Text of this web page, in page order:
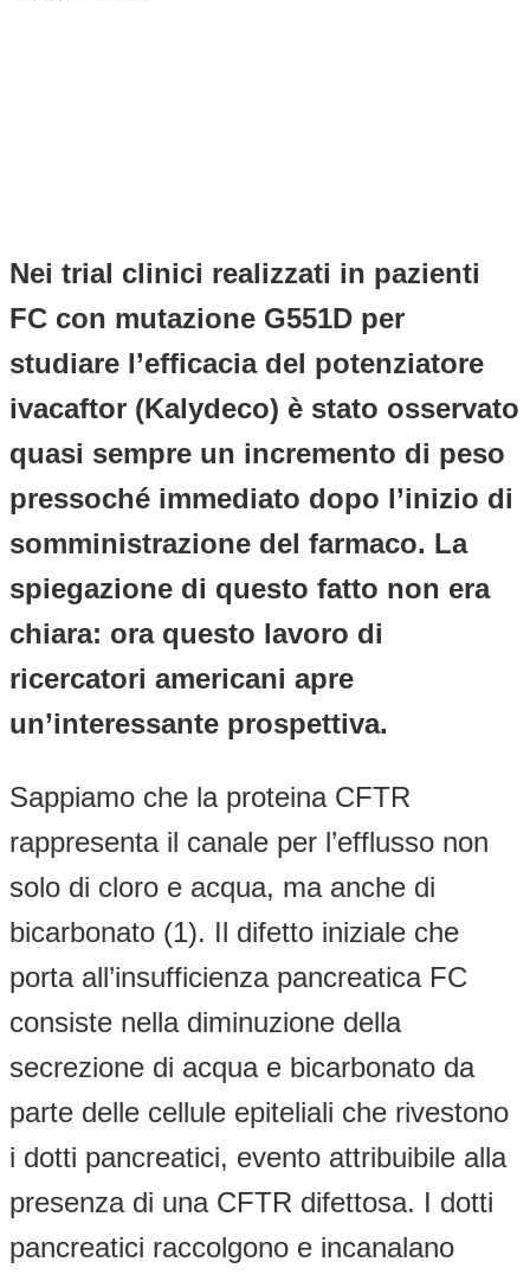
Nei trial clinici realizzati in pazienti
FC con mutazione G551D per
studiare l’efficacia del potenziatore
ivacaftor (Kalydeco) è stato osservato
quasi sempre un incremento di peso
pressoché immediato dopo l’inizio di
somministrazione del farmaco. La
spiegazione di questo fatto non era
chiara: ora questo lavoro di
ricercatori americani apre
un’interessante prospettiva.
Sappiamo che la proteina CFTR
rappresenta il canale per l’efflusso non
solo di cloro e acqua, ma anche di
bicarbonato (1). Il difetto iniziale che
porta all’insufficienza pancreatica FC
consiste nella diminuzione della
secrezione di acqua e bicarbonato da
parte delle cellule epiteliali che rivestono
i dotti pancreatici, evento attribuibile alla
presenza di una CFTR difettosa. I dotti
pancreatici raccolgono e incanalano